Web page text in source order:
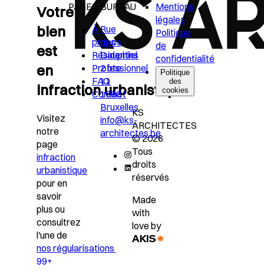
Votre
bien
est
en
infraction urbanistique?
Visitez
notre
page
infraction
urbanistique
pour en
savoir
plus ou
consultrez
l'une de
nos régularisations
99+
PAGES
À
propos
Résidentiel
Professionnel
FAQ
Contact
BUREAU
Rue
des
Dauphins
2 bte
11
1080
Bruxelles
info@ks-
architectes.be
Mentions
légales
Politique
de
confidentialité
Politique
des
cookies
KS
ARCHITECTES
© 2026
Tous
droits
réservés
Made
with
love by